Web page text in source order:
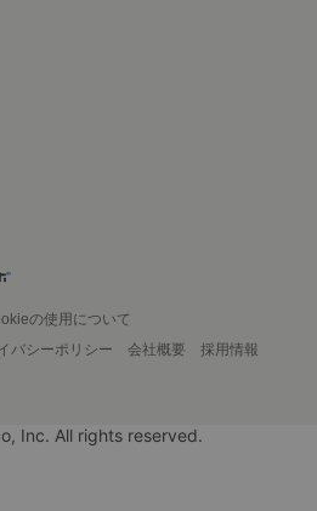
の使用について
バシーポリシー 会社概要
採用情報
Inc. All rights reserved.